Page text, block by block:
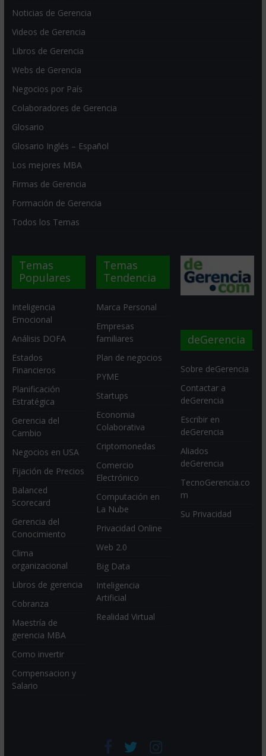
Noticias de Gerencia
Videos de Gerencia
Libros de Gerencia
Webs de Gerencia
Negocios por País
Colaboradores de Gerencia
Glosario
Glosario Inglés – Español
Los mejores MBA
Firmas de Gerencia
Formación de Gerencia
Todos los Temas
Temas
Populares
Inteligencia
Emocional
Análisis DOFA
Estados
Financieros
Planificación
Estratégica
Gerencia del
Cambio
Negocios en USA
Fijación de Precios
Balanced
Scorecard
Gerencia del
Conocimiento
Clima
organizacional
Libros de gerencia
Cobranza
Maestría de
gerencia MBA
Como invertir
Compensacion y
Salario
Temas
Tendencia
Marca Personal
Empresas
familiares
Plan de negocios
PYME
Startups
Economia
Colaborativa
Criptomonedas
Comercio
Electrónico
Computación en
La Nube
Privacidad Online
Web 2.0
Big Data
Inteligencia
Artificial
Realidad Virtual
deGerencia
Sobre deGerencia
Contactar a
deGerencia
Escribir en
deGerencia
Aliados
deGerencia
TecnoGerencia.co
m
Su Privacidad